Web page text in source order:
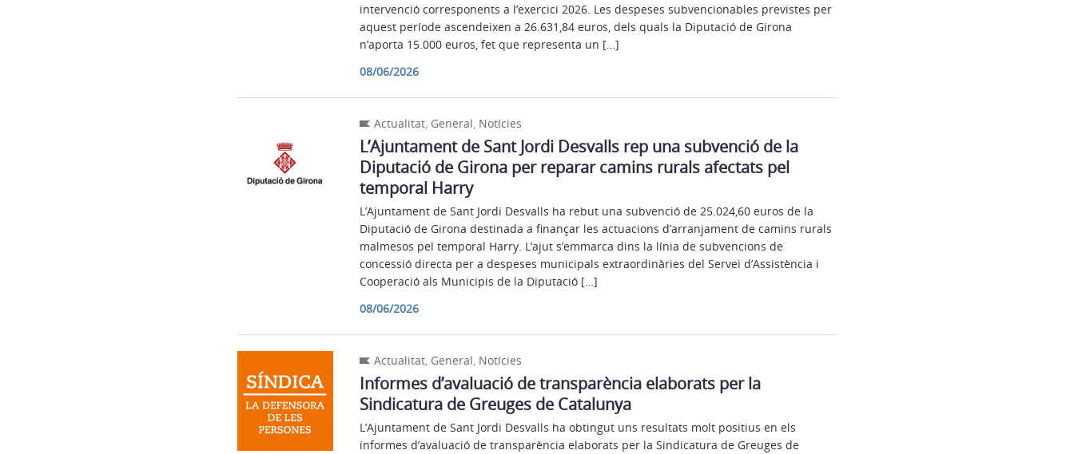
intervenció corresponents a l’exercici 2026. Les despeses subvencionables previstes per
aquest període ascendeixen a 26.631,84 euros, dels quals la Diputació de Girona
n’aporta 15.000 euros, fet que representa un […]
08/06/2026
Actualitat, General, Notícies
L’Ajuntament de Sant Jordi Desvalls rep una subvenció de la
Diputació de Girona per reparar camins rurals afectats pel
temporal Harry
L’Ajuntament de Sant Jordi Desvalls ha rebut una subvenció de 25.024,60 euros de la
Diputació de Girona destinada a finançar les actuacions d’arranjament de camins rurals
malmesos pel temporal Harry. L’ajut s’emmarca dins la línia de subvencions de
concessió directa per a despeses municipals extraordinàries del Servei d’Assistència i
Cooperació als Municipis de la Diputació […]
08/06/2026
Actualitat, General, Notícies
Informes d’avaluació de transparència elaborats per la
Sindicatura de Greuges de Catalunya
L’Ajuntament de Sant Jordi Desvalls ha obtingut uns resultats molt positius en els
informes d’avaluació de transparència elaborats per la Sindicatura de Greuges de